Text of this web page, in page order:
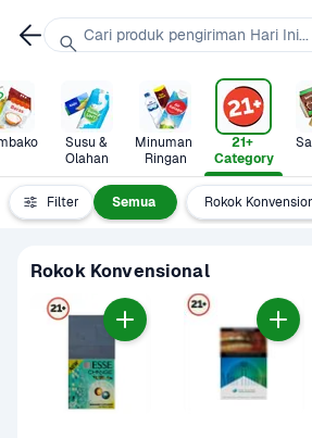
Susu &
Olahan
Minuman
Ringan
21+
Category
Filter Semua Rokok
Rokok Konvensional
Cari produk pengiriman Hari Ini...